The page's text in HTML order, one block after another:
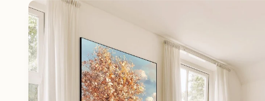
informazioni
sul
prodotto